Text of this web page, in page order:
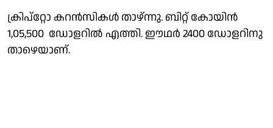
ക്രിപ്റ്റോ കറൻസികൾ താഴ്ന്നു. ബിറ്റ് കോയിൻ
1,05,500 ഡോളറിൽ എത്തി. ഈഥർ 2400 ഡോളറിനു
താഴെയാണ്.